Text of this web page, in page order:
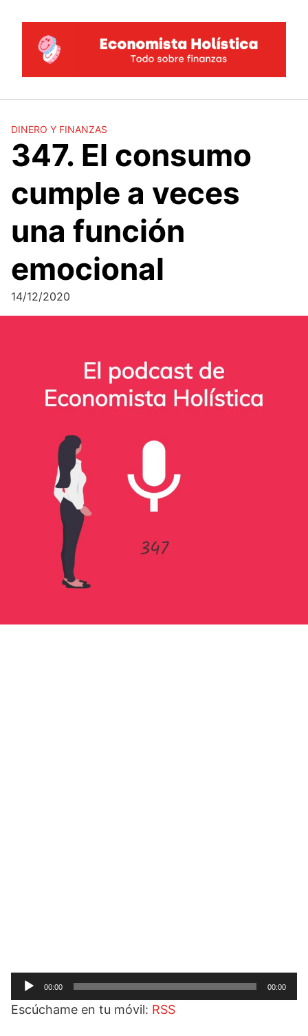
contenido
DINERO Y FINANZAS
347. El consumo
cumple a veces
una función
emocional
14/12/2020
Reproductor
audio
00:00 00:00
Escúchame en tu móvil: RSS